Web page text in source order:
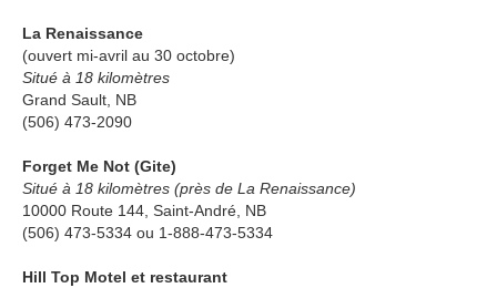
La Renaissance
(ouvert mi-avril au 30 octobre)
Situé à 18 kilomètres
Grand Sault, NB
(506) 473-2090
Forget Me Not (Gite)
Situé à 18 kilomètres (près de La Renaissance)
10000 Route 144, Saint-André, NB
(506) 473-5334 ou 1-888-473-5334
Hill Top Motel et restaurant